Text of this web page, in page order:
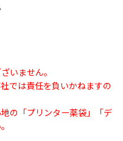
ざいません。
では責任を負いかねますの
の「プリンター薬袋」「デ